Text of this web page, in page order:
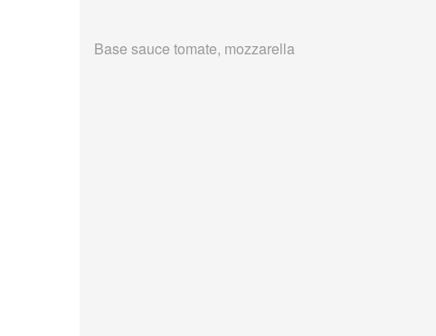
Base sauce tomate, mozzarella